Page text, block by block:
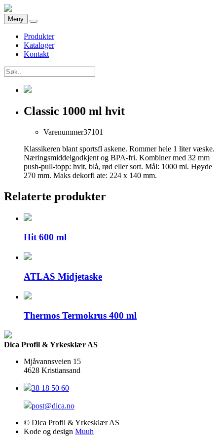
Meny
Produkter
Kataloger
Kontakt
Classic 1000 ml hvit
Varenummer37101
Klassikeren blant sportsfl askene. Rommer hele 1 liter væske.
Næringsmiddelgodkjent og BPA-fri. Kombiner med 32 mm
push-pull-topp: hvit, blå, rød eller sort. Mål: 1000 ml. Høyde
270 mm. Maks dekorfl ate: 224 x 140 mm.
Relaterte produkter
Hit 600 ml
ATLAS Midjetaske
Thermos Termokrus 400 ml
Dica Profil & Yrkesklær AS
Mjåvannsveien 15
4628 Kristiansand
38 18 50 60
post@dica.no
© Dica Profil & Yrkesklær AS
Kode og design Muuh